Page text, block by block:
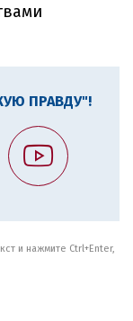
ПРАВДУ"!
и нажмите Ctrl+Enter,